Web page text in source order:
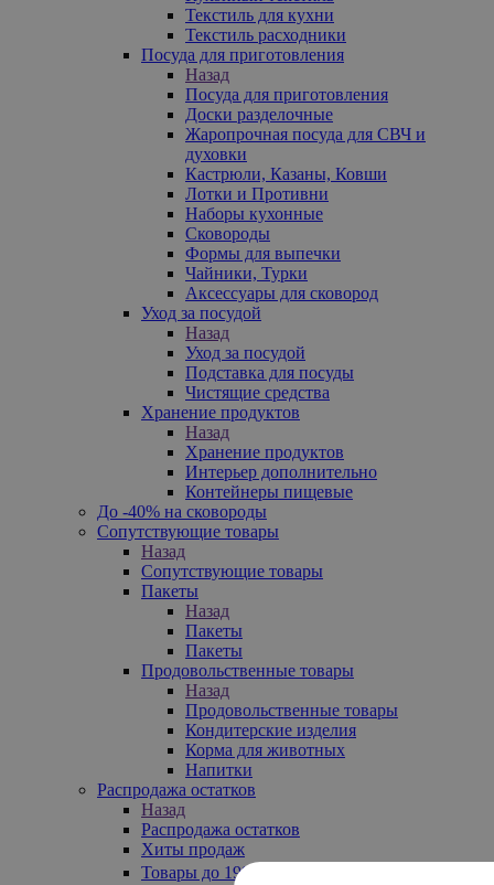
Текстиль для кухни
Текстиль расходники
Посуда для приготовления
Назад
Посуда для приготовления
Доски разделочные
Жаропрочная посуда для СВЧ и
духовки
Кастрюли, Казаны, Ковши
Лотки и Противни
Наборы кухонные
Сковороды
Формы для выпечки
Чайники, Турки
Аксессуары для сковород
Уход за посудой
Назад
Уход за посудой
Подставка для посуды
Чистящие средства
Хранение продуктов
Назад
Хранение продуктов
Интерьер дополнительно
Контейнеры пищевые
До -40% на сковороды
Сопутствующие товары
Назад
Сопутствующие товары
Пакеты
Назад
Пакеты
Пакеты
Продовольственные товары
Назад
Продовольственные товары
Кондитерские изделия
Корма для животных
Напитки
Распродажа остатков
Назад
Распродажа остатков
Хиты продаж
Товары до 199₽